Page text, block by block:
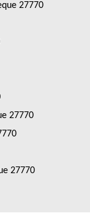
27770
27770
27770